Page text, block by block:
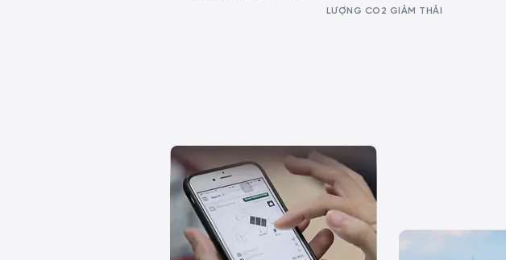
LƯỢNG CO2 GIẢM THẢI